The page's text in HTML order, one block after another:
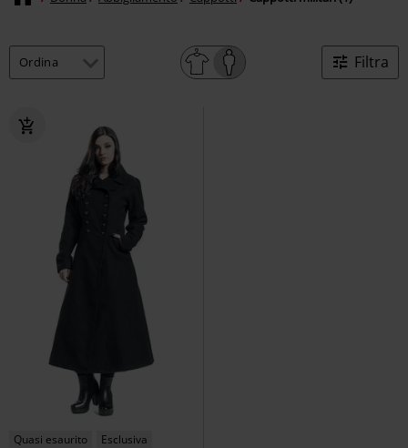
Filtra
Quasi esaurito
Esclusiva